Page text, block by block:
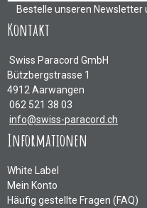
Bestelle unseren Newsletter
Kontakt
Swiss Paracord GmbH
Bützbergstrasse 1
4912 Aarwangen
062 521 38 03
info@swiss-paracord.ch
Informationen
White Label
Mein Konto
Häufig gestellte Fragen (FAQ)